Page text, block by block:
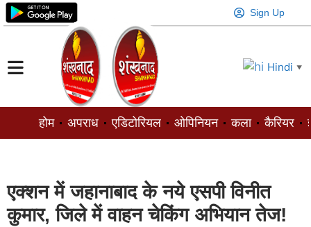
Sign Up
Hindi ▼
होम अपराध एडिटोरियल ओपिनियन कला कैरियर
एक्शन में जहानाबाद के नये एसपी विनीत
कुमार, जिले में वाहन चेकिंग अभियान तेज!